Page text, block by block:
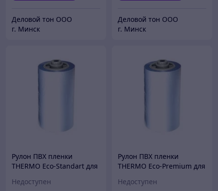
Деловой тон ООО
г. Минск
Деловой тон ООО
г. Минск
Рулон ПВХ пленки
THERMO Eco-Standart для
1000Q (1000 шт.)
Недоступен
Рулон ПВХ пленки
THERMO Eco-Premium для
(1000 шт.)
Недоступен